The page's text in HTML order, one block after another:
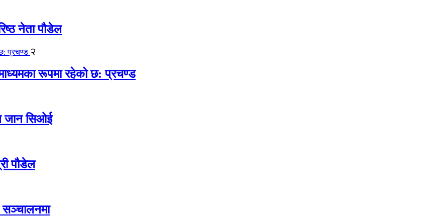
नेता पौडेल
२
रूपमा रहेको छ: प्रचण्ड
जान सिओई
पौडेल
सञ्चालनमा